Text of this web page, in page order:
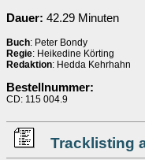
Dauer: 42.29 Minuten
Buch: Peter Bondy
Regie: Heikedine Körting
Redaktion: Hedda Kehrhahn
Bestellnummer:
CD: 115 004.9
Tracklisting